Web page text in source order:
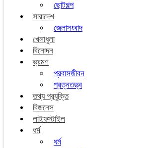
ছোটগল্প
সারাদেশ
জেলাসংবাদ
খেলাধুলা
বিনোদন
ভ্রমণ
প্রবাসজীবন
প্রত্নতত্ত্ব
তথ্য প্রযুক্তি
বিজনেস
লাইফস্টাইল
ধর্ম
ধর্ম